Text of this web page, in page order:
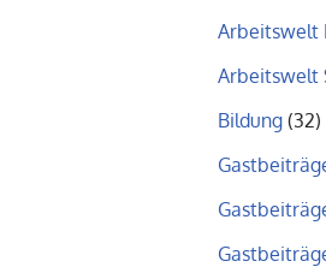
Arbeitswelt
Arbeitswelt
Bildung (32)